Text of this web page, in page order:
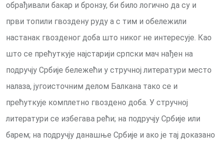
обрађивали бакар и бронзу, би било логично да су и
први топили гвоздену руду а с тим и обележили
настанак гвозденог доба што никог не интересује. Као
што се прећуткује најстарији српски мач нађен на
подручју Србије бележећи у стручној литератури место
налаза, југоисточним делом Балкана тако се и
прећуткује комплетно гвоздено доба. У стручној
литератури се избегава рећи; на подручју Србије или
барем; на подручју данашње Србије и ако је тај доказано